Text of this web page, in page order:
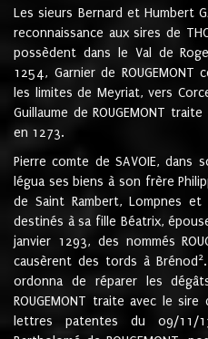
Les sieurs Bernard et Humbert
reconnaissance aux sires de
possèdent dans le Val de
1254, Garnier de
les limites de Meyriat, vers
Guillaume de ROUGEMONT
en 1273.
Pierre comte de SAVOIE,
légua ses biens à son frère
de Saint Rambert, Lompnes
destinés à sa fille Béatrix,
janvier 1293, des nommés
causèrent des tords à Brénod 2
ordonna de réparer les
ROUGEMONT traite avec le
lettres patentes du 09/11/